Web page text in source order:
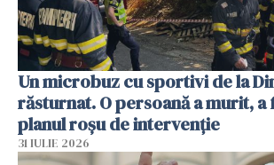
Un microbuz cu sportivi de la
răsturnat. O persoană a murit,
planul roșu de intervenție
31 IULIE 2026